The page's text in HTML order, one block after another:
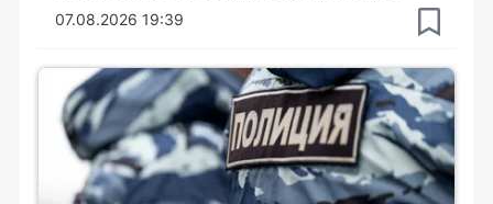
07.08.2026 19:39